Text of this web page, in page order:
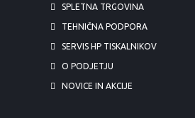
SPLETNA TRGOVINA
TEHNIČNA PODPORA
SERVIS HP TISKALNIKOV
O PODJETJU
NOVICE IN AKCIJE